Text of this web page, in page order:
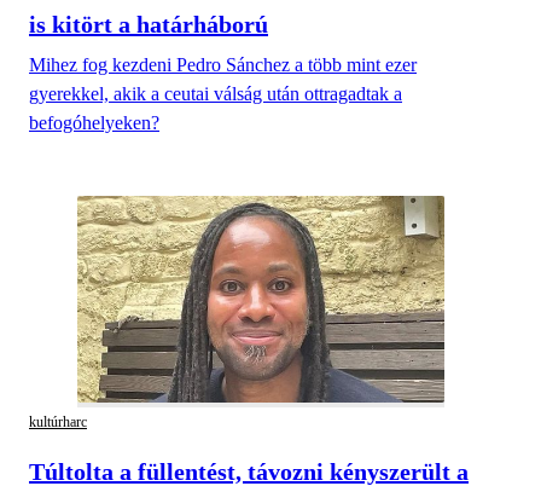
is kitört a határháború
Mihez fog kezdeni Pedro Sánchez a több mint ezer
gyerekkel, akik a ceutai válság után ottragadtak a
befogóhelyeken?
kultúrharc
Túltolta a füllentést, távozni kényszerült a